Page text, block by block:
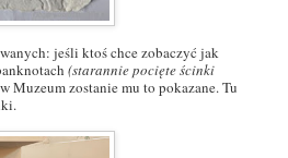
jeśli ktoś chce zobaczyć jak
(starannie pocięte ścinki
Muzeum zostanie mu to pokazane. Tu